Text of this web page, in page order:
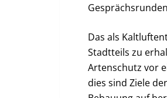
Das als
Stadtteils zu
Artenschutz vor
dies sind Ziele